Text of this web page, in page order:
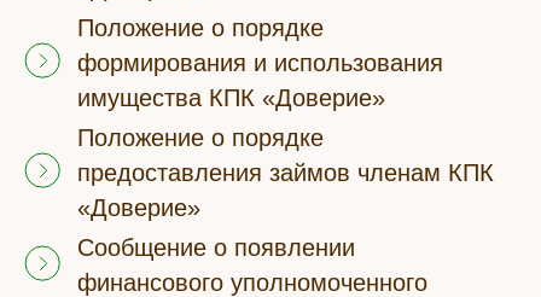
Положение о порядке
формирования и использования
имущества КПК «Доверие»
Положение о порядке
предоставления займов членам КПК
«Доверие»
Сообщение о появлении
финансового уполномоченного